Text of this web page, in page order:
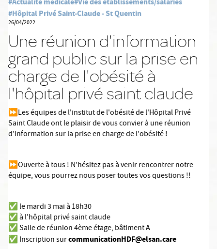
#Hôpital Privé Saint-Claude - St Quentin
26/04/2022
Une réunion d'information
grand public sur la prise en
charge de l'obésité à
l'hôpital privé saint claude
⏩Les équipes de l'institut de l'obésité de l'Hôpital Privé
Saint Claude ont le plaisir de vous convier à une réunion
d'information sur la prise en charge de l'obésité !
⏩Ouverte à tous ! N'hésitez pas à venir rencontrer notre
équipe, vous pourrez nous poser toutes vos questions !!
✅ le mardi 3 mai à 18h30
✅ à l'hôpital privé saint claude
✅ Salle de réunion 4ème étage, bâtiment A
✅ Inscription surcommunicationHDF@elsan.care